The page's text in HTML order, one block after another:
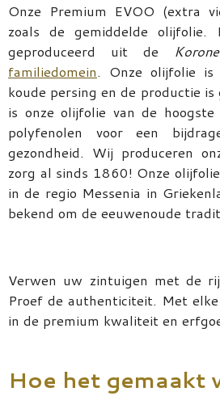
Onze Premium EVOO (extra
zoals de gemiddelde
geproduceerd uit de
familiedomein. Onze olijfolie
koude persing en de productie
is onze olijfolie van de
polyfenolen voor een
gezondheid. Wij produceren
zorg al sinds 1860! Onze
in de regio Messenia in
bekend om de eeuwenoude
Verwen uw zintuigen met de
Proef de authenticiteit. Met
in de premium kwaliteit en
Hoe het gemaakt